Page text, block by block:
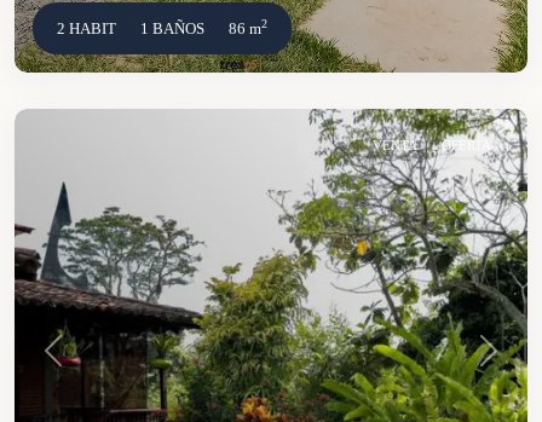
2 HABIT 1 BAÑOS 86 m2
VENTA OFERTA
Anterior